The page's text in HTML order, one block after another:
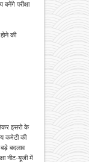
परीक्षा
की
इसरो के
कमेटी की
बड़े बदलाव
नीट-यूजी में